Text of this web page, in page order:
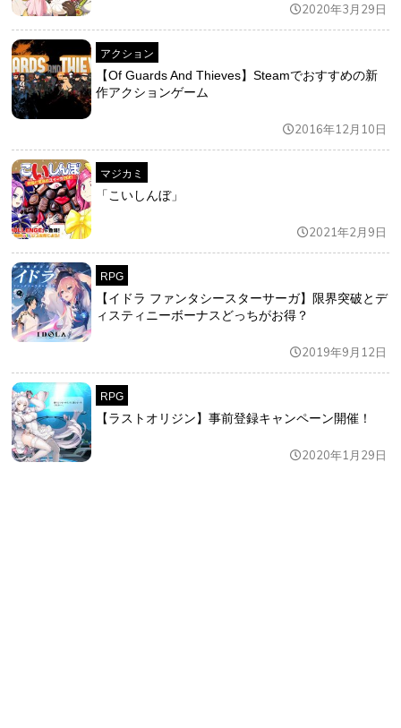
2020年3月29日
アクション
【Of Guards And Thieves】Steamでおすすめの新
作アクションゲーム
2016年12月10日
マジカミ
「こいしんぼ」
2021年2月9日
RPG
【イドラ ファンタシースターサーガ】限界突破とデ
ィスティニーボーナスどっちがお得？
2019年9月12日
RPG
【ラストオリジン】事前登録キャンペーン開催！
2020年1月29日